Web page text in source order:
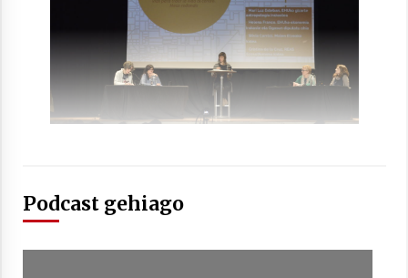
Arrosaren laburpen bideoa Hamaika
Podcast gehiago